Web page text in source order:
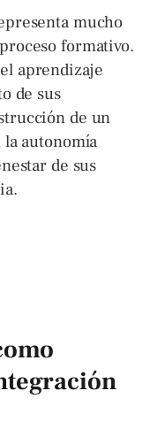
mucho
formativo.
aprendizaje
de sus
de un
la autonomía
de sus